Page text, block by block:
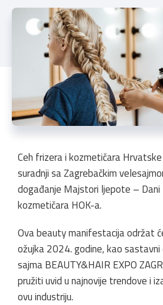
Ceh frizera i kozmetičara
suradnji sa Zagrebačkim
događanje Majstori ljepote – Dani
kozmetičara HOK-a.
Ova beauty manifestacija održat
ožujka 2024. godine, kao sastavni
sajma BEAUTY&HAIR EXPO
pružiti uvid u najnovije trendove i
ovu industriju.